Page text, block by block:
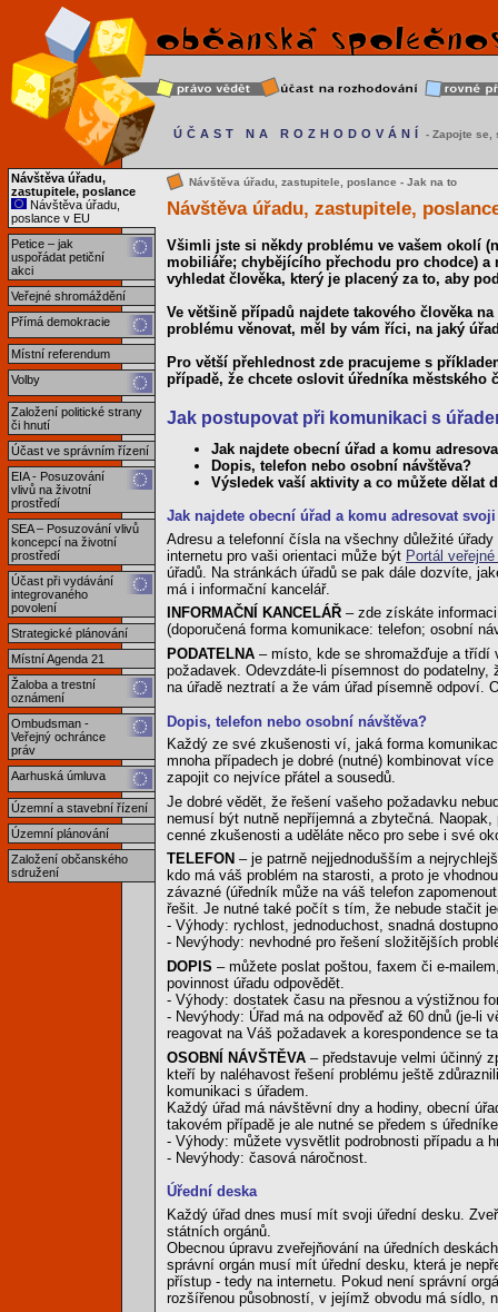
Návštěva úřadu,
zastupitele, poslance
Návštěva úřadu,
poslance v EU
Petice – jak
uspořádat petiční
akci
Veřejné shromáždění
Přímá demokracie
Místní referendum
Volby
Založení politické strany
či hnutí
Účast ve správním řízení
EIA - Posuzování
vlivů na životní
prostředí
SEA – Posuzování vlivů
koncepcí na životní
prostředí
Účast při vydávání
integrovaného
povolení
Strategické plánování
Místní Agenda 21
Žaloba a trestní
oznámení
Ombudsman -
Veřejný ochránce
práv
Aarhuská úmluva
Územní a stavební řízení
Územní plánování
Založení občanského
sdružení
ÚČAST NA ROZHODOVÁNÍ - Zapojte se,
Návštěva úřadu, zastupitele, poslance - Jak na to
Návštěva úřadu, zastupitele,
Všimli jste si někdy problému ve vašem okolí
mobiliáře; chybějícího přechodu pro chodce) a
vyhledat člověka, který je placený za to, aby
Ve většině případů najdete takového člověka
problému věnovat, měl by vám říci, na jaký
Pro větší přehlednost zde pracujeme s
případě, že chcete oslovit úředníka městského
Jak postupovat při komunikaci s
Jak najdete obecní úřad a komu
Dopis, telefon nebo osobní návštěva?
Výsledek vaší aktivity a co můžete dělat
Jak najdete obecní úřad a komu adresovat
Adresu a telefonní čísla na všechny důležité
internetu pro vaši orientaci může být Portál
úřadů. Na stránkách úřadů se pak dále dozvíte,
má i informační kancelář.
INFORMAČNÍ KANCELÁŘ – zde získáte
(doporučená forma komunikace: telefon; osobní
PODATELNA – místo, kde se shromažďuje a třídí
požadavek. Odevzdáte-li písemnost do
na úřadě neztratí a že vám úřad písemně odpoví.
Dopis, telefon nebo osobní návštěva?
Každý ze své zkušenosti ví, jaká forma
mnoha případech je dobré (nutné) kombinovat
zapojit co nejvíce přátel a sousedů.
Je dobré vědět, že řešení vašeho požadavku
nemusí být nutně nepříjemná a zbytečná.
cenné zkušenosti a uděláte něco pro sebe i své
TELEFON – je patrně nejjednodušším a
kdo má váš problém na starosti, a proto je
závazné (úředník může na váš telefon
řešit. Je nutné také počít s tím, že nebude stačit
- Výhody: rychlost, jednoduchost, snadná
- Nevýhody: nevhodné pro řešení složitějších
DOPIS – můžete poslat poštou, faxem či e-
povinnost úřadu odpovědět.
- Výhody: dostatek času na přesnou a výstižnou
- Nevýhody: Úřad má na odpověď až 60 dnů (je-li
reagovat na Váš požadavek a korespondence se
OSOBNÍ NÁVŠTĚVA – představuje velmi účinný
kteří by naléhavost řešení problému ještě
komunikaci s úřadem.
Každý úřad má návštěvní dny a hodiny, obecní
takovém případě je ale nutné se předem s
- Výhody: můžete vysvětlit podrobnosti případu a
- Nevýhody: časová náročnost.
Úřední deska
Každý úřad dnes musí mít svoji úřední desku.
státních orgánů.
Obecnou úpravu zveřejňování na úředních
správní orgán musí mít úřední desku, která je
přístup - tedy na internetu. Pokud není správní
rozšířenou působností, v jejímž obvodu má sídlo,